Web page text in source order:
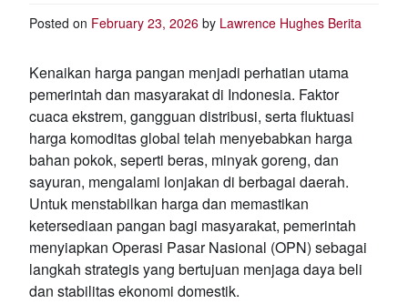
Posted on February 23, 2026 by Lawrence Hughes Berita
Kenaikan harga pangan menjadi perhatian utama
pemerintah dan masyarakat di Indonesia. Faktor
cuaca ekstrem, gangguan distribusi, serta fluktuasi
harga komoditas global telah menyebabkan harga
bahan pokok, seperti beras, minyak goreng, dan
sayuran, mengalami lonjakan di berbagai daerah.
Untuk menstabilkan harga dan memastikan
ketersediaan pangan bagi masyarakat, pemerintah
menyiapkan Operasi Pasar Nasional (OPN) sebagai
langkah strategis yang bertujuan menjaga daya beli
dan stabilitas ekonomi domestik.